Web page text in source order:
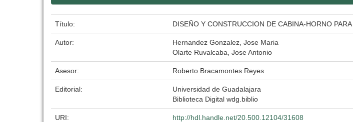
Título: DISEÑO Y CONSTRUCCION DE CABINA-HORNO
Autor:
Hernandez Gonzalez, Jose Maria
Olarte Ruvalcaba, Jose Antonio
Asesor: Roberto Bracamontes Reyes
Editorial:
Universidad de Guadalajara
Biblioteca Digital wdg.biblio
URI:
http://hdl.handle.net/20.500.12104/31608